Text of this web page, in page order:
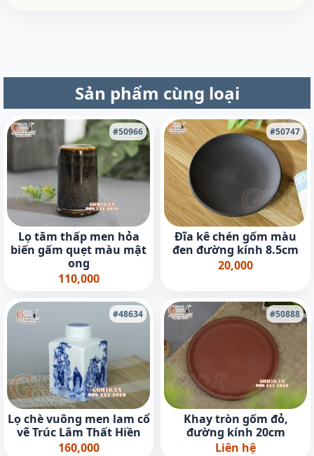
Sản phẩm cùng loại
#50966
Lọ tăm thấp men hỏa
biến gấm quẹt màu mật
ong
110,000
#50747
Đĩa kê chén gốm màu
đen đường kính 8.5cm
20,000
#48634
Lọ chè vuông men lam cổ
vẽ Trúc Lâm Thất Hiền
160,000
#50888
Khay tròn gốm đỏ,
đường kính 20cm
Liên hệ